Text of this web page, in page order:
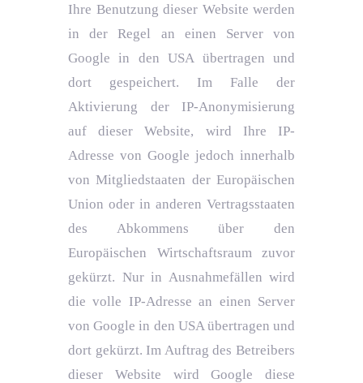
Ihre Benutzung dieser Website werden
in der Regel an einen Server von
Google in den USA übertragen und
dort gespeichert. Im Falle der
Aktivierung der IP-Anonymisierung
auf dieser Website, wird Ihre IP-
Adresse von Google jedoch innerhalb
von Mitgliedstaaten der Europäischen
Union oder in anderen Vertragsstaaten
des Abkommens über den
Europäischen Wirtschaftsraum zuvor
gekürzt. Nur in Ausnahmefällen wird
die volle IP-Adresse an einen Server
von Google in den USA übertragen und
dort gekürzt. Im Auftrag des Betreibers
dieser Website wird Google diese